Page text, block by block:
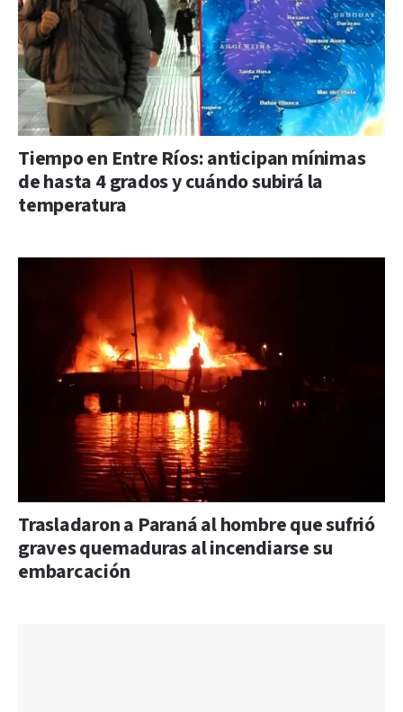
Tiempo en Entre Ríos: anticipan mínimas
de hasta 4 grados y cuándo subirá la
temperatura
Trasladaron a Paraná al hombre que sufrió
graves quemaduras al incendiarse su
embarcación